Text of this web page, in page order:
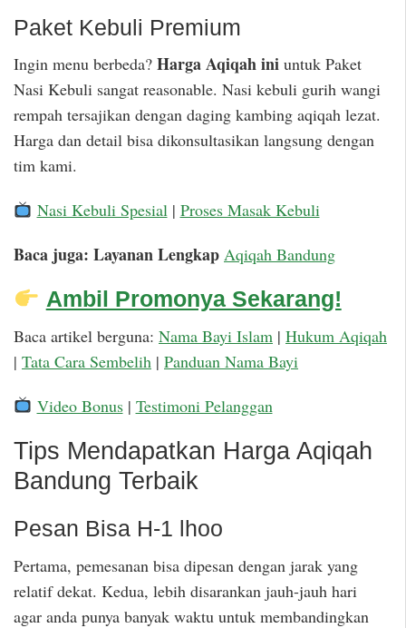
Paket Kebuli Premium
Ingin menu berbeda? Harga Aqiqah ini untuk Paket
Nasi Kebuli sangat reasonable. Nasi kebuli gurih wangi
rempah tersajikan dengan daging kambing aqiqah lezat.
Harga dan detail bisa dikonsultasikan langsung dengan
tim kami.
Nasi Kebuli Spesial| Proses Masak Kebuli
Baca juga: Layanan Lengkap Aqiqah Bandung
Ambil Promonya Sekarang!
Baca artikel berguna: Nama Bayi Islam | Hukum Aqiqah
| Tata Cara Sembelih | Panduan Nama Bayi
Video Bonus| Testimoni Pelanggan
Tips Mendapatkan Harga Aqiqah
Bandung Terbaik
Pesan Bisa H-1 lhoo
Pertama, pemesanan bisa dipesan dengan jarak yang
relatif dekat. Kedua, lebih disarankan jauh-jauh hari
agar anda punya banyak waktu untuk membandingkan